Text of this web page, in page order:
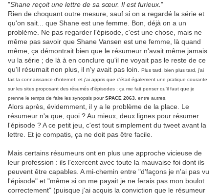
"Shane reçoit une lettre de sa sœur. Il est furieux. "
Rien de choquant outre mesure, sauf si on a regardé la série et
qu'on sait... que Shane est une femme. Bon, déjà on a un
problème. Ne pas regarder l'épisode, c'est une chose, mais ne
même pas savoir que Shane Vansen est une femme, là quand
même, ça démontrait bien que le résumeur n'avait même jamais
vu la série ; de là à en conclure qu'il ne voyait pas le reste de ce
qu'il résumait non plus, il n'y avait pas loin.
Plus tard, bien plus tard, j'ai
fait la connaissance d'internet, et j'ai appris que c'était également une pratique courante
sur les sites proposant des résumés d'épisodes ; ça me fait penser qu'il faut que je
prenne le temps de faire les synopsis pourSPACE 2063 , entre autres.
Alors après, évidemment, il y a le problème de la place. Le
résumeur n'a que, quoi ? Au mieux, deux lignes pour résumer
l'épisode ? A ce petit jeu, c'est tout simplement du tweet avant la
lettre. Et je compatis, ça ne doit pas être facile.
Mais certains résumeurs ont en plus une approche vicieuse de
leur profession : ils l'exercent avec toute la mauvaise foi dont ils
peuvent être capables. A mi-chemin entre "d'façons je n'ai pas vu
l'épisode" et "même si on me payait je ne ferais pas mon boulot
correctement" (puisque j'ai acquis la conviction que le résumeur